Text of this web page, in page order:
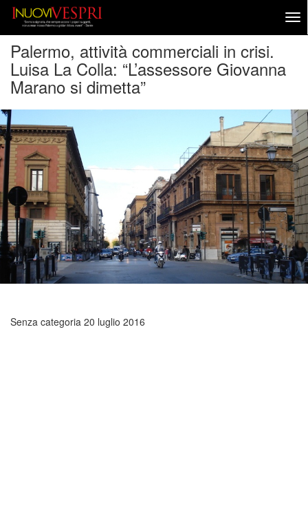
Palermo, attività commerciali in crisi.
Luisa La Colla: “L’assessore Giovanna
Marano si dimetta”
Senza categoria 20 luglio 2016